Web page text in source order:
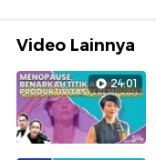
Video Lainnya
24:01